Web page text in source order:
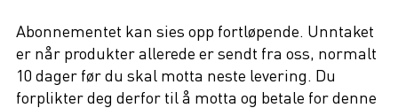
Abonnementet kan sies opp fortløpende. Unntaket
er når produkter allerede er sendt fra oss, normalt
10 dager før du skal motta neste levering. Du
forplikter deg derfor til å motta og betale for denne